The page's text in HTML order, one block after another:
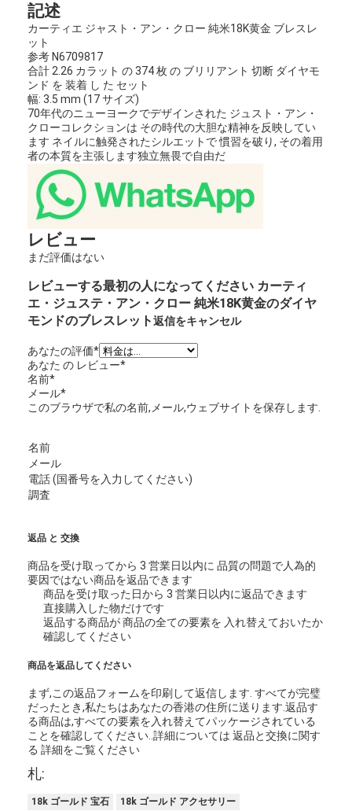
記述
カーティエ ジャスト・アン・クロー 純米18K黄金 ブレスレ
ット
参考 N6709817
合計 2.26 カラット の 374 枚 の ブリリアント 切断 ダイヤモ
ンド を 装着 し た セット
幅: 3.5 mm (17 サイズ)
70年代のニューヨークでデザインされた ジュスト・アン・
クローコレクションは その時代の大胆な精神を反映してい
ます ネイルに触発されたシルエットで 慣習を破り, その着用
者の本質を主張します独立無畏で自由だ
レビュー
まだ評価はない
レビューする最初の人になってください カーティ
エ・ジュステ・アン・クロー 純米18K黄金のダイヤ
モンドのブレスレット返信をキャンセル
あなたの評価*
あなた の レビュー*
名前*
メール*
このブラウザで私の名前,メール,ウェブサイトを保存します.
名前
メール
電話 (国番号を入力してください)
調査
返品 と 交換
商品を受け取ってから 3 営業日以内に 品質の問題で人為的
要因ではない商品を返品できます
商品を受け取った日から 3 営業日以内に返品できます
直接購入した物だけです
返品する商品が 商品の全ての要素を 入れ替えておいたか
確認してください
商品を返品してください
まず,この返品フォームを印刷して返信します. すべてが完璧
だったとき,私たちはあなたの香港の住所に送ります.返品す
る商品は,すべての要素を入れ替えてパッケージされている
ことを確認してください..詳細については 返品と交換に関す
る 詳細をご覧ください
札:
18k ゴールド 宝石
18k ゴールド アクセサリー